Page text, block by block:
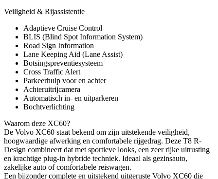
Veiligheid & Rijassistentie
Adaptieve Cruise Control
BLIS (Blind Spot Information System)
Road Sign Information
Lane Keeping Aid (Lane Assist)
Botsingspreventiesysteem
Cross Traffic Alert
Parkeerhulp voor en achter
Achteruitrijcamera
Automatisch in- en uitparkeren
Bochtverlichting
Waarom deze XC60?
De Volvo XC60 staat bekend om zijn uitstekende veiligheid,
hoogwaardige afwerking en comfortabele rijgedrag. Deze T8 R-
Design combineert dat met sportieve looks, een zeer rijke uitrusting
en krachtige plug-in hybride techniek. Ideaal als gezinsauto,
zakelijke auto of comfortabele reiswagen.
Een bijzonder complete en uitstekend uitgeruste Volvo XC60 die